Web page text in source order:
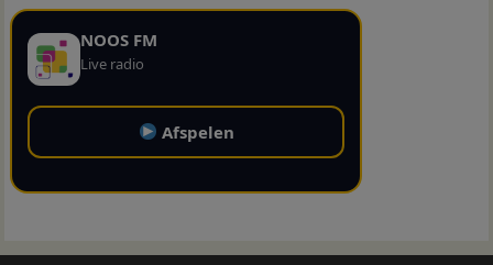
NOOS FM
Live radio
Afspelen